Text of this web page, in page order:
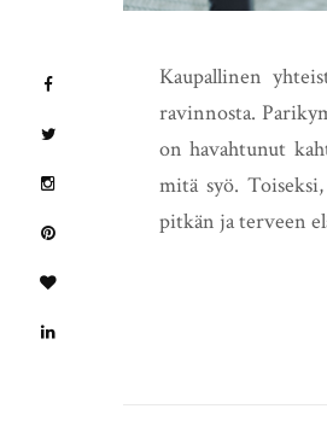
Kaupallinen
ravinnosta.
on havahtunut
mitä syö.
pitkän ja terveen